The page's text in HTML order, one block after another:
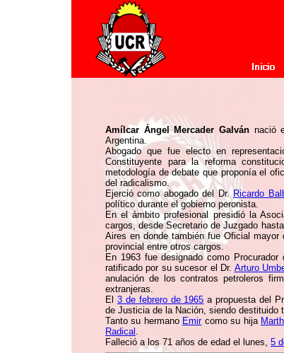
Amílcar Ángel Mercader Galván nació
Argentina.
Abogado que fue electo en
Constituyente para la reforma
metodología de debate que proponía el
del radicalismo.
Ejerció como abogado del Dr. Ricardo
político durante el gobierno peronista.
En el ámbito profesional presidió la
cargos, desde Secretario de Juzgado
Aires en donde también fue Oficial mayor
provincial entre otros cargos.
En 1963 fue designado como
ratificado por su sucesor el Dr. Arturo
anulación de los contratos petroleros
extranjeras.
El 3 de febrero de 1965 a propuesta del
de Justicia de la Nación, siendo destituido
Tanto su hermano Emircomo su hija
Radical .
Falleció a los 71 años de edad el lunes, 5